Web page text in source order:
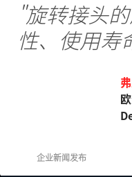
"旋转接头
性、使用寿
企业新闻发布